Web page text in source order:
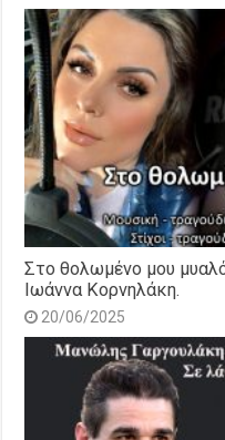
Στο θολωμένο μου
Ιωάννα Κορνηλάκη.
20/06/2025